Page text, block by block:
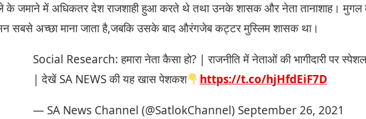
के जमाने में अधिकतर देश राजशाही हुआ करते थे तथा उनके शासक और नेता तानाशाह। मुगल
सबसे अच्छा माना जाता है,जबकि उसके बाद औरंगजेब कट्टर मुस्लिम शासक था।
Social Research: हमारा नेता कैसा हो? | राजनीति में नेताओं की भागीदारी पर स्पेशल
| देखें SA NEWS की यह खास पेशकश
https://t.co/hjHfdEiF7D
— SA News Channel (@SatlokChannel) September 26, 2021